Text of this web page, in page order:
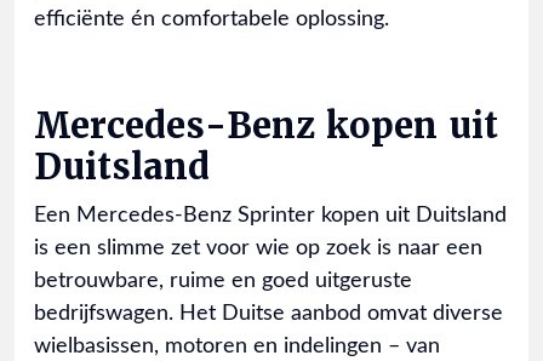
efficiënte én comfortabele oplossing.
Mercedes-Benz kopen uit
Duitsland
Een Mercedes-Benz Sprinter kopen uit Duitsland
is een slimme zet voor wie op zoek is naar een
betrouwbare, ruime en goed uitgeruste
bedrijfswagen. Het Duitse aanbod omvat diverse
wielbasissen, motoren en indelingen – van